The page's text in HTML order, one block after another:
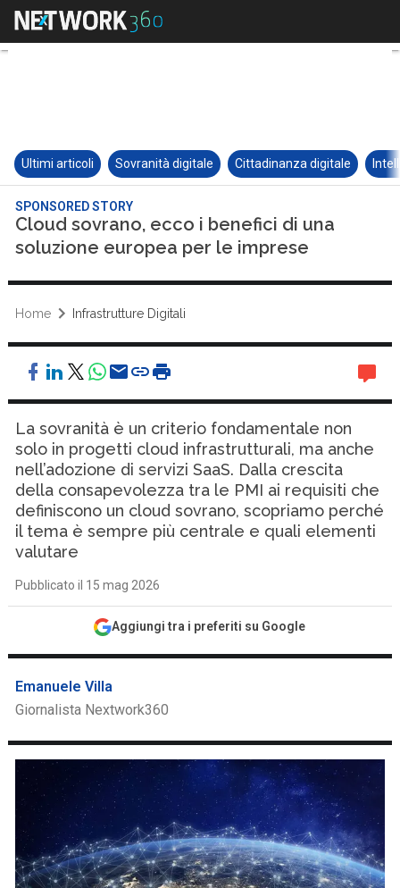
Ultimi articoli Sovranità digitale Cittadinanza digitale
SPONSORED STORY
Cloud sovrano, ecco i benefici di una
soluzione europea per le imprese
Home Infrastrutture Digitali
La sovranità è un criterio fondamentale non
solo in progetti cloud infrastrutturali, ma anche
nell’adozione di servizi SaaS. Dalla crescita
della consapevolezza tra le PMI ai requisiti che
definiscono un cloud sovrano, scopriamo perché
il tema è sempre più centrale e quali elementi
valutare
Pubblicato il 15 mag 2026
Aggiungi tra i preferiti su Google
Emanuele Villa
Giornalista Nextwork360